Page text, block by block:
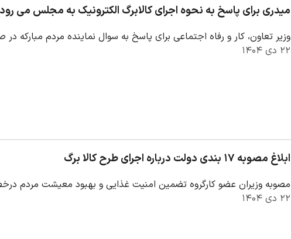
میدری برای پاسخ به نحوه اجرای کالابرگ الکترونیک به مجلس می رود
وزیر تعاون، کار و رفاه اجتماعی برای پاسخ به سوال نماینده مردم مبارکه
۲۲ دی ۱۴۰۴
ابلاغ مصوبه ۱۷ بندی دولت درباره اجرای طرح کالا برگ
مصوبه وزیران عضو کارگروه تضمین امنیت غذایی و بهبود معیشت مردم
۲۲ دی ۱۴۰۴